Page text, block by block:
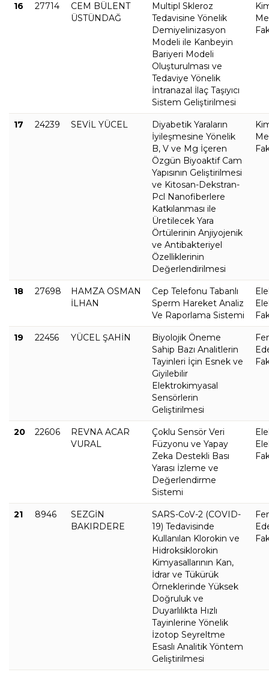
16 27714
CEM BÜLENT
ÜSTÜNDAĞ
Multipl Skleroz
Tedavisine Yönelik
Demiyelinizasyon
Modeli ile Kanbeyin
Bariyeri Modeli
Oluşturulması ve
Tedaviye Yönelik
İntranazal İlaç Taşıyıcı
Sistem Geliştirilmesi
17 24239 SEVİL YÜCEL
Diyabetik Yaraların
İyileşmesine Yönelik
B, V ve Mg İçeren
Özgün Biyoaktif Cam
Yapısının Geliştirilmesi
ve Kitosan-Dekstran-
Pcl Nanofiberlere
Katkılanması ile
Üretilecek Yara
Örtülerinin Anjiyojenik
ve Antibakteriyel
Özelliklerinin
Değerlendirilmesi
18 27698
HAMZA OSMAN
İLHAN
Cep Telefonu Tabanlı
Sperm Hareket Analiz
Ve Raporlama Sistemi
19 22456 YÜCEL ŞAHİN
Biyolojik Öneme
Sahip Bazı Analitlerin
Tayinleri İçin Esnek ve
Giyilebilir
Elektrokimyasal
Sensörlerin
Geliştirilmesi
20 22606
REVNA ACAR
VURAL
Çoklu Sensör Veri
Füzyonu ve Yapay
Zeka Destekli Bası
Yarası İzleme ve
Değerlendirme
Sistemi
21 8946
SEZGİN
BAKIRDERE
SARS-CoV-2 (COVID-
19) Tedavisinde
Kullanılan Klorokin ve
Hidroksiklorokin
Kimyasallarının Kan,
İdrar ve Tükürük
Örneklerinde Yüksek
Doğruluk ve
Duyarlılıkta Hızlı
Tayinlerine Yönelik
İzotop Seyreltme
Esaslı Analitik Yöntem
Geliştirilmesi